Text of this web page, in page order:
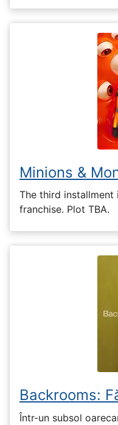
Minions &
The third
franchise. Plot TBA.
Backrooms:
Într-un subsol